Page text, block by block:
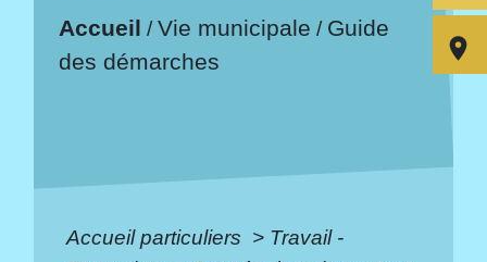
Accueil /Vie municipale / Guide
des démarches
Accueil particuliers > Travail -
room